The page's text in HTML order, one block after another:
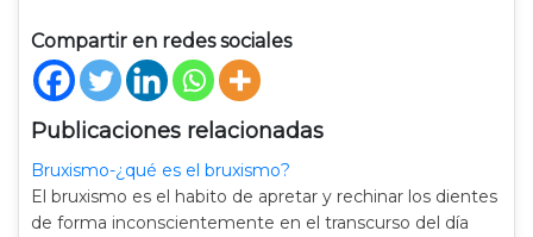
Compartir en redes sociales
Publicaciones relacionadas
Bruxismo-¿qué es el bruxismo?
El bruxismo es el habito de apretar y rechinar los dientes
de forma inconscientemente en el transcurso del día